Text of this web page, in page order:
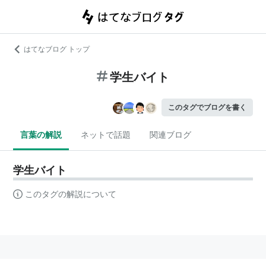
はてなブログ トップ
学生バイト
このタグでブログを書く
言葉の解説 ネットで話題 関連ブログ
学生バイト
このタグの解説について